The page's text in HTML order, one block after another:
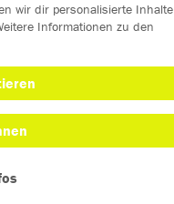
wir dir personalisierte Inhalte
Informationen zu den